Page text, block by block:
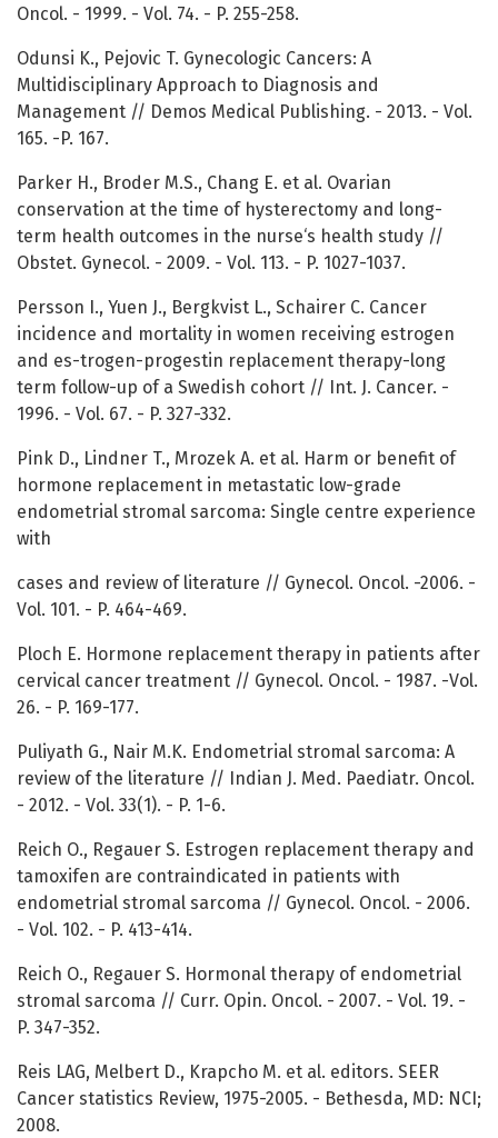
Oncol. - 1999. - Vol. 74. - P. 255-258.
Odunsi K., Pejovic T. Gynecologic Cancers: A
Multidisciplinary Approach to Diagnosis and
Management // Demos Medical Publishing. - 2013. - Vol.
165. -P. 167.
Parker H., Broder M.S., Chang E. et al. Ovarian
conservation at the time of hysterectomy and long-
term health outcomes in the nurse‘s health study //
Obstet. Gynecol. - 2009. - Vol. 113. - P. 1027-1037.
Persson I., Yuen J., Bergkvist L., Schairer C. Cancer
incidence and mortality in women receiving estrogen
and es-trogen-progestin replacement therapy-long
term follow-up of a Swedish cohort // Int. J. Cancer. -
1996. - Vol. 67. - P. 327-332.
Pink D., Lindner T., Mrozek A. et al. Harm or benefit of
hormone replacement in metastatic low-grade
endometrial stromal sarcoma: Single centre experience
with
cases and review of literature // Gynecol. Oncol. -2006. -
Vol. 101. - P. 464-469.
Ploch E. Hormone replacement therapy in patients after
cervical cancer treatment // Gynecol. Oncol. - 1987. -Vol.
26. - P. 169-177.
Puliyath G., Nair M.K. Endometrial stromal sarcoma: A
review of the literature // Indian J. Med. Paediatr. Oncol.
- 2012. - Vol. 33(1). - P. 1-6.
Reich O., Regauer S. Estrogen replacement therapy and
tamoxifen are contraindicated in patients with
endometrial stromal sarcoma // Gynecol. Oncol. - 2006.
- Vol. 102. - P. 413-414.
Reich O., Regauer S. Hormonal therapy of endometrial
stromal sarcoma // Curr. Opin. Oncol. - 2007. - Vol. 19. -
P. 347-352.
Reis LAG, Melbert D., Krapcho M. et al. editors. SEER
Cancer statistics Review, 1975-2005. - Bethesda, MD: NCI;
2008.